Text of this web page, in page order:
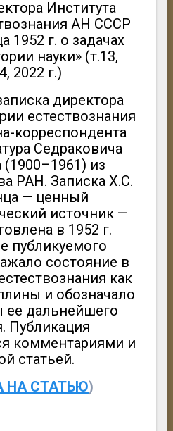
Института
АН СССР
1952 г. о задачах
науки» (т.13,
2022 г.)
директора
естествознания
корреспондента
Седраковича
из
РАН. Записка Х.С.
— ценный
источник —
в 1952 г.
публикуемого
состояние в
как
и обозначало
ее дальнейшего
Публикация
комментариями и
статьей.
НА СТАТЬЮ)